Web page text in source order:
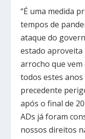
“É uma medida
tempos de
ataque do
estado
arrocho que
todos estes
precedente
após o final de
ADs já foram
nossos direitos